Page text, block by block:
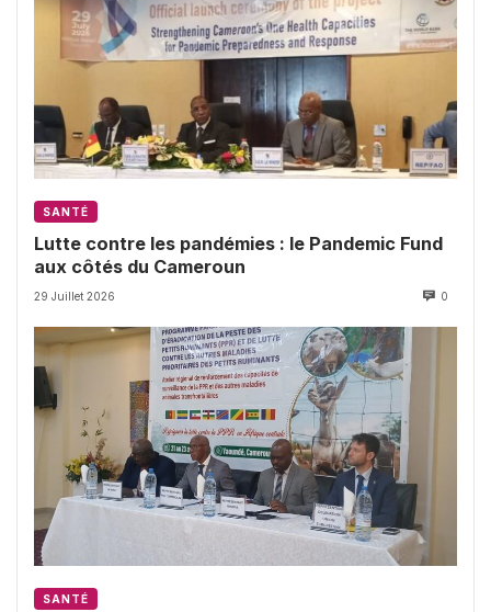
SANTÉ
Lutte contre les pandémies : le Pandemic Fund
aux côtés du Cameroun
29 Juillet 2026 0
SANTÉ